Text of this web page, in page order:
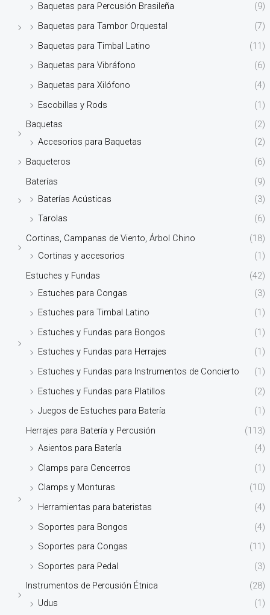
Baquetas para Percusión Brasileña
(9)
Baquetas para Tambor Orquestal
(7)
Baquetas para Timbal Latino
(11)
Baquetas para Vibráfono
(6)
Baquetas para Xilófono
(4)
Escobillas y Rods
(1)
Baquetas
(2)
Accesorios para Baquetas
(2)
Baqueteros
(6)
Baterías
(9)
Baterías Acústicas
(3)
Tarolas
(6)
Cortinas, Campanas de Viento, Árbol Chino
(18)
Cortinas y accesorios
(1)
Estuches y Fundas
(42)
Estuches para Congas
(3)
Estuches para Timbal Latino
(1)
Estuches y Fundas para Bongos
(1)
Estuches y Fundas para Herrajes
(1)
Estuches y Fundas para Instrumentos de Concierto
(1)
Estuches y Fundas para Platillos
(2)
Juegos de Estuches para Batería
(1)
Herrajes para Batería y Percusión
(113)
Asientos para Batería
(4)
Clamps para Cencerros
(1)
Clamps y Monturas
(10)
Herramientas para bateristas
(4)
Soportes para Bongos
(4)
Soportes para Congas
(11)
Soportes para Pedal
(3)
Instrumentos de Percusión Étnica
(28)
Udus
(1)